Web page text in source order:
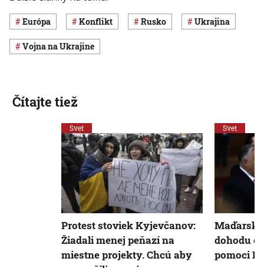
Európa konflikt Rusko Ukrajina
vojna na Ukrajine
Čítajte tiež
Svet
Protest stoviek Kyjevčanov:
Žiadali menej peňazí na
miestne projekty. Chcú aby
Svet
dohodu o
pomoci